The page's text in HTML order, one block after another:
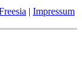
| Impressum